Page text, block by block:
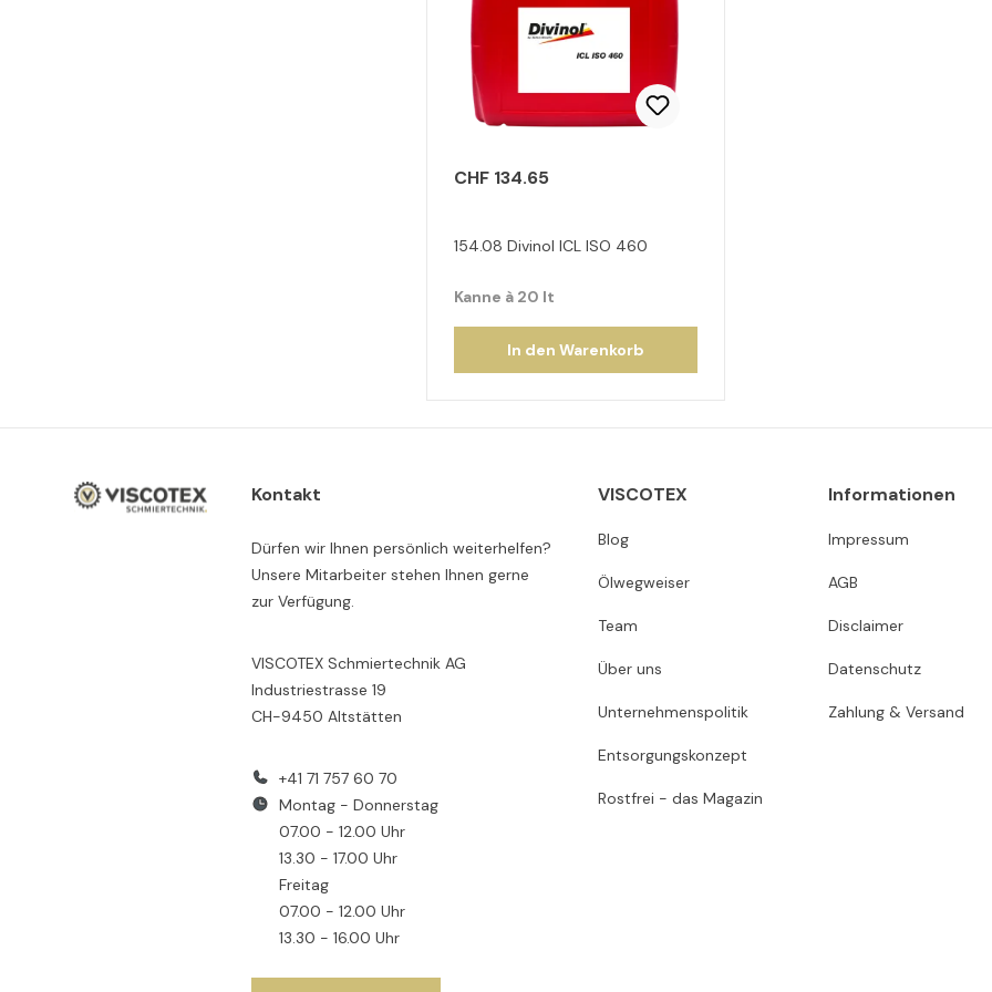
CHF 134.65
154.08 Divinol ICL ISO 460
Kanne à 20 lt
In den Warenkorb
Kontakt
Dürfen wir Ihnen persönlich weiterhelfen?
Unsere Mitarbeiter stehen Ihnen gerne
zur Verfügung.
VISCOTEX Schmiertechnik AG
Industriestrasse 19
CH-9450 Altstätten
+41 71 757 60 70
Montag - Donnerstag
07.00 - 12.00 Uhr
13.30 - 17.00 Uhr
Freitag
07.00 - 12.00 Uhr
13.30 - 16.00 Uhr
VISCOTEX
Blog
Ölwegweiser
Team
Über uns
Unternehmenspolitik
Entsorgungskonzept
Rostfrei - das Magazin
Informationen
Impressum
AGB
Disclaimer
Datenschutz
Zahlung & Versand